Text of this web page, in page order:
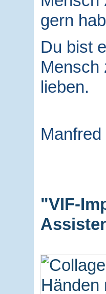
gern
Du bist
Mensch
lieben.
"VIF-